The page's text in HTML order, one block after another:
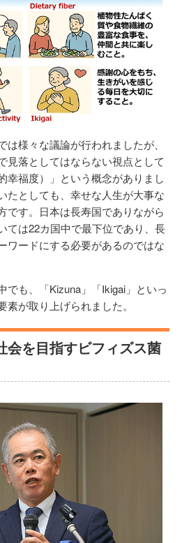
様々な議論が行われましたが、
見落としてはならない視点として
幸福度）」という概念がありまし
たとしても、幸せな人生が大事な
です。日本は長寿国でありながら
ては22カ国中で最下位であり、長
ワードにする必要があるのではな
でも、「Kizuna」「Ikigai」といっ
が取り上げられました。
を目指すビフィズス菌